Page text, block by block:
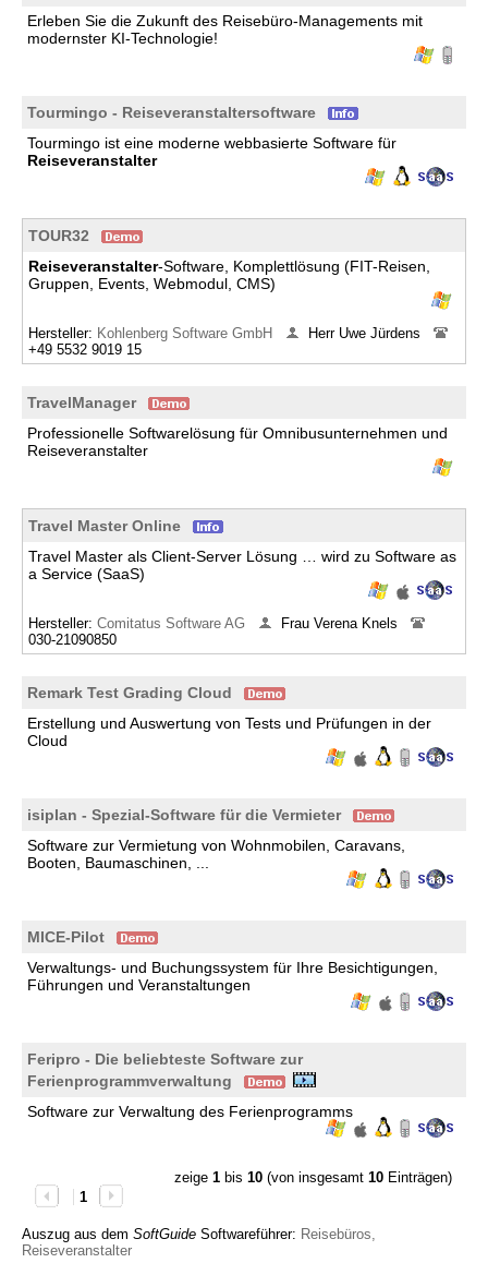
Erleben Sie die Zukunft des Reisebüro-Managements mit
modernster KI-Technologie!
Tourmingo - Reiseveranstaltersoftware
Tourmingo ist eine moderne webbasierte Software für
Reiseveranstalter
TOUR32
Reiseveranstalter-Software, Komplettlösung (FIT-Reisen,
Gruppen, Events, Webmodul, CMS)
Hersteller: Kohlenberg Software GmbH
Herr Uwe Jürdens
+49 5532 9019 15
TravelManager
Professionelle Softwarelösung für Omnibusunternehmen und
Reiseveranstalter
Travel Master Online
Travel Master als Client-Server Lösung … wird zu Software as
a Service (SaaS)
Hersteller: Comitatus Software AG
Frau Verena Knels
030-21090850
Remark Test Grading Cloud
Erstellung und Auswertung von Tests und Prüfungen in der
Cloud
isiplan - Spezial-Software für die Vermieter
Software zur Vermietung von Wohnmobilen, Caravans,
Booten, Baumaschinen, ...
MICE-Pilot
Verwaltungs- und Buchungssystem für Ihre Besichtigungen,
Führungen und Veranstaltungen
Feripro - Die beliebteste Software zur
Ferienprogrammverwaltung
Software zur Verwaltung des Ferienprogramms
zeige 1bis 10(von insgesamt 10Einträgen)
1
Auszug aus dem SoftGuide Softwareführer: Reisebüros,
Reiseveranstalter